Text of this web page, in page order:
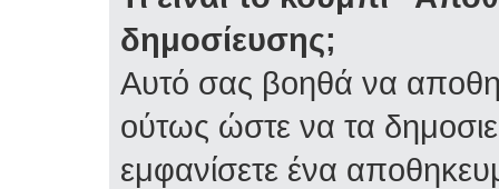
δημοσίευσης;
Αυτό σας βοηθά να
ούτως ώστε να τα
εμφανίσετε ένα